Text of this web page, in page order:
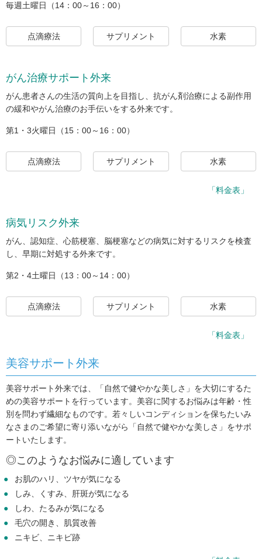
毎週土曜日（14：00～16：00）
点滴療法 サプリメント 水素
がん治療サポート外来
がん患者さんの生活の質向上を目指し、抗がん剤治療による副作用
の緩和やがん治療のお手伝いをする外来です。
第1・3火曜日（15：00～16：00）
点滴療法 サプリメント 水素
「料金表」
病気リスク外来
がん、認知症、心筋梗塞、脳梗塞などの病気に対するリスクを検査
し、早期に対処する外来です。
第2・4土曜日（13：00～14：00）
点滴療法 サプリメント 水素
「料金表」
美容サポート外来
美容サポート外来では、「自然で健やかな美しさ」を大切にするた
めの美容サポートを行っています。美容に関するお悩みは年齢・性
別を問わず繊細なものです。若々しいコンディションを保ちたいみ
なさまのご希望に寄り添いながら「自然で健やかな美しさ」をサポ
ートいたします。
◎このようなお悩みに適しています
お肌のハリ、ツヤが気になる
しみ、くすみ、肝斑が気になる
しわ、たるみが気になる
毛穴の開き、肌質改善
ニキビ、ニキビ跡